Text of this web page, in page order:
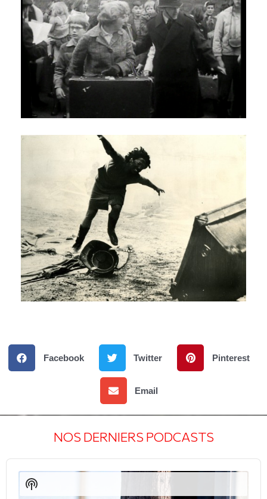
Facebook Twitter Pinterest
Email
NOS DERNIERS PODCASTS
Audio
Player
Show